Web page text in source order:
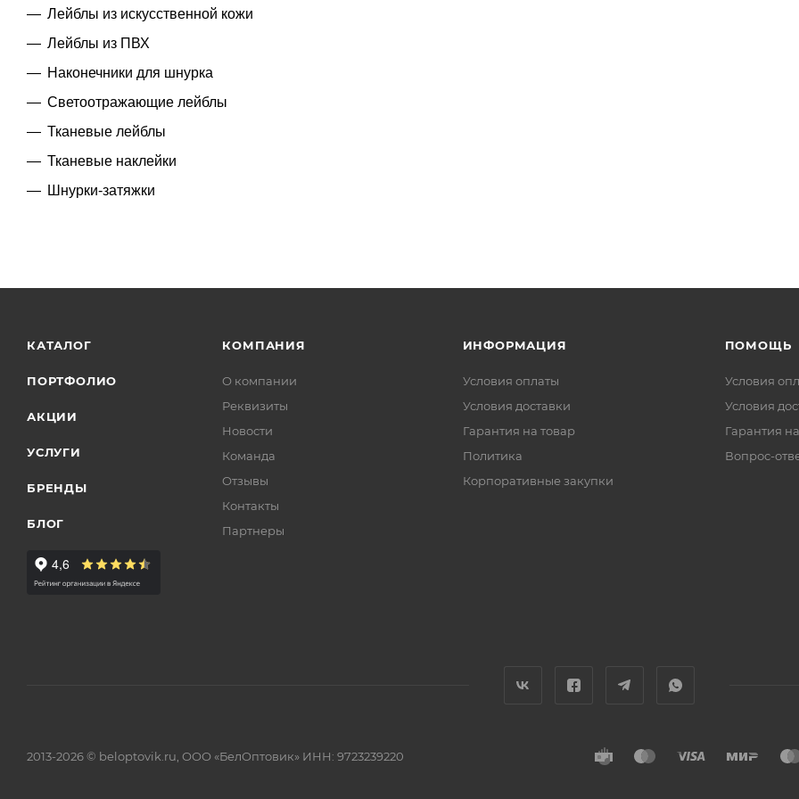
Лейблы из искусственной кожи
Лейблы из ПВХ
Наконечники для шнурка
Светоотражающие лейблы
Тканевые лейблы
Тканевые наклейки
Шнурки-затяжки
КАТАЛОГ
ПОРТФОЛИО
АКЦИИ
УСЛУГИ
БРЕНДЫ
БЛОГ
КОМПАНИЯ
О компании
Реквизиты
Новости
Команда
Отзывы
Контакты
Партнеры
ИНФОРМАЦИЯ
Условия оплаты
Условия доставки
Гарантия на товар
Политика
Корпоративные закупки
ПОМОЩЬ
Условия
Условия
Гарантия
Вопрос-
2013-2026 © beloptovik.ru, ООО «БелОптовик» ИНН: 9723239220